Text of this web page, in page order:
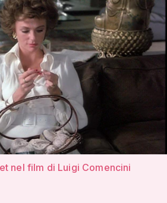
nel film di Luigi Comencini